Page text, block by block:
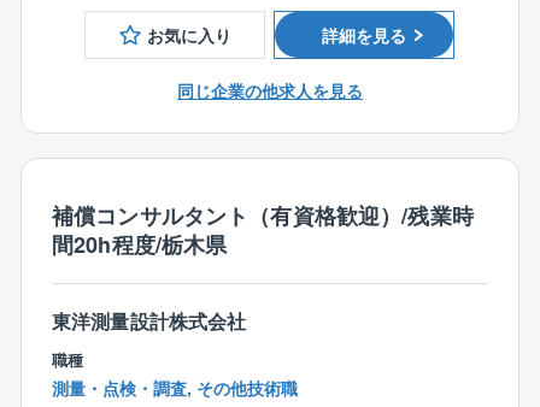
能性は0ではありません。
【同社について】
力製品としているメーカーです。
真空式温水ヒーターにおいて国内トップシェアを実現
しております。ボイラの種類は豊富にありますが、熱
エネルギーの利用方法もお客様によってさまざまで
す。
そういったお客様の要望に対して、多様な技術・製品
を用いた『トータルエンジニアリング』ができ、お客
■特徴・魅力
る、人々の生活の利便性や安全性を守るのがこの土木
また、仕事の結果が後世に残るため、とてもやりがい
同社では多くの女性社員が活躍しており、設計課では
上記のとおり1名の女性が同社の設計業務を支えていま
す。
チームで行う仕事ですので、チームワークを大切にで
きる方を歓迎します。
お気に入り 詳細を見る
同じ企業の他求人を見る
補償コンサルタント（有資格歓迎）/残業時
間20h程度/栃木県
東洋測量設計株式会社
職種
測量・点検・調査, その他技術職